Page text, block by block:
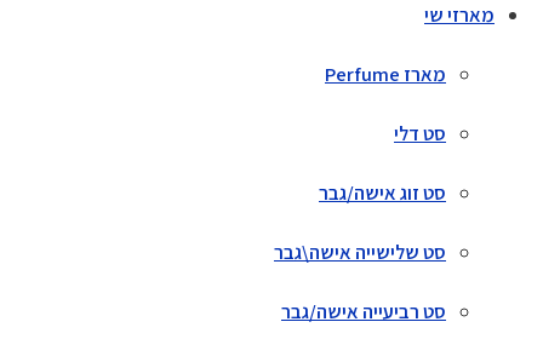
מארזי שי
מארז Perfume
סט דלי
סט זוג אישה/גבר
סט שלישייה אישה\גבר
סט רביעייה אישה/גבר